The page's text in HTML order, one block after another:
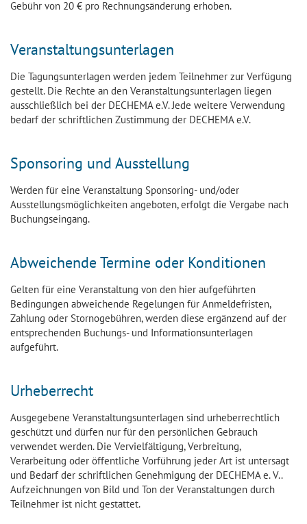
Gebühr von 20 € pro Rechnungsänderung erhoben.
Veranstaltungsunterlagen
Die Tagungsunterlagen werden jedem Teilnehmer zur Verfügung
gestellt. Die Rechte an den Veranstaltungsunterlagen liegen
ausschließlich bei der DECHEMA e.V. Jede weitere Verwendung
bedarf der schriftlichen Zustimmung der DECHEMA e.V.
Sponsoring und Ausstellung
Werden für eine Veranstaltung Sponsoring- und/oder
Ausstellungsmöglichkeiten angeboten, erfolgt die Vergabe nach
Buchungseingang.
Abweichende Termine oder Konditionen
Gelten für eine Veranstaltung von den hier aufgeführten
Bedingungen abweichende Regelungen für Anmeldefristen,
Zahlung oder Stornogebühren, werden diese ergänzend auf der
entsprechenden Buchungs- und Informationsunterlagen
aufgeführt.
Urheberrecht
Ausgegebene Veranstaltungsunterlagen sind urheberrechtlich
geschützt und dürfen nur für den persönlichen Gebrauch
verwendet werden. Die Vervielfältigung, Verbreitung,
Verarbeitung oder öffentliche Vorführung jeder Art ist untersagt
und Bedarf der schriftlichen Genehmigung der DECHEMA e. V..
Aufzeichnungen von Bild und Ton der Veranstaltungen durch
Teilnehmer ist nicht gestattet.